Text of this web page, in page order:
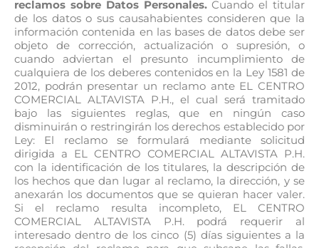
reclamos sobre Datos Personales.Cuando el titular
de los datos o sus causahabientes consideren que la
información contenida en las bases de datos debe ser
objeto de corrección, actualización o supresión, o
cuando adviertan el presunto incumplimiento de
cualquiera de los deberes contenidos en la Ley 1581 de
2012, podrán presentar un reclamo ante EL CENTRO
COMERCIAL ALTAVISTA P.H., el cual será tramitado
bajo las siguientes reglas, que en ningún caso
disminuirán o restringirán los derechos establecido por
Ley: El reclamo se formulará mediante solicitud
dirigida a EL CENTRO COMERCIAL ALTAVISTA P.H.
con la identificación de los titulares, la descripción de
los hechos que dan lugar al reclamo, la dirección, y se
anexarán los documentos que se quieran hacer valer.
Si el reclamo resulta incompleto, EL CENTRO
COMERCIAL ALTAVISTA P.H. podrá requerir al
interesado dentro de los cinco (5) días siguientes a la